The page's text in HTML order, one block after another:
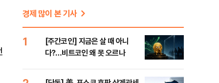
경제 많이 본 기사
1
[주간코인] 지금은 살 때 아니
다?…비트코인 왜 못 오르나